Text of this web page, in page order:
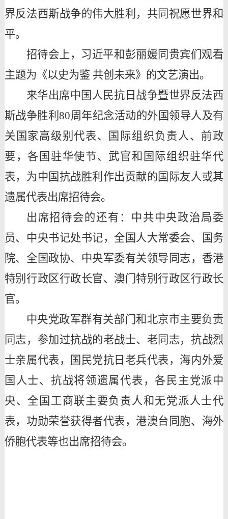
界反法西斯战争的伟大胜利，共同祝愿世界和
平。
招待会上，习近平和彭丽媛同贵宾们观看
主题为《以史为鉴 共创未来》的文艺演出。
来华出席中国人民抗日战争暨世界反法西
斯战争胜利80周年纪念活动的外国领导人及有
关国家高级别代表、国际组织负责人、前政
要，各国驻华使节、武官和国际组织驻华代
表，为中国抗战胜利作出贡献的国际友人或其
遗属代表出席招待会。
出席招待会的还有：中共中央政治局委
员、中央书记处书记，全国人大常委会、国务
院、全国政协、中央军委有关领导同志，香港
特别行政区行政长官、澳门特别行政区行政长
官。
中央党政军群有关部门和北京市主要负责
同志，参加过抗战的老战士、老同志，抗战烈
士亲属代表，国民党抗日老兵代表，海内外爱
国人士、抗战将领遗属代表，各民主党派中
央、全国工商联主要负责人和无党派人士代
表，功勋荣誉获得者代表，港澳台同胞、海外
侨胞代表等也出席招待会。